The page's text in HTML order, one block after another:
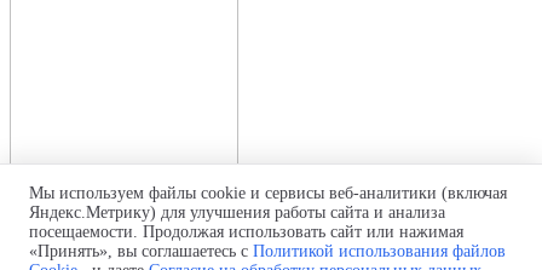
Руководство пользователя Fuji-electric Frenic-AQUA
Мы используем файлы cookie и сервисы веб-аналитики (включая
Яндекс.Метрику) для улучшения работы сайта и анализа
посещаемости. Продолжая использовать сайт или нажимая
«Принять», вы соглашаетесь с Политикой использования файлов